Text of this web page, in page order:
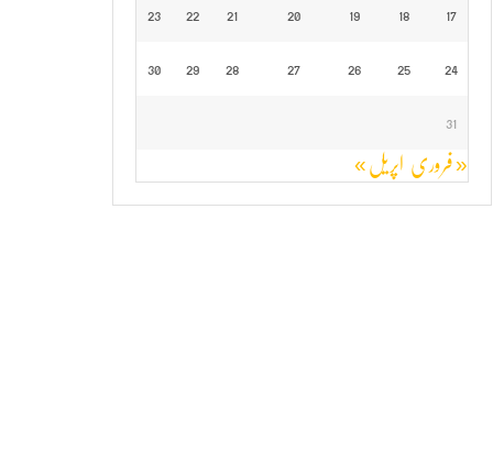
17
18
19
20
21
22
23
24
25
26
27
28
29
30
31
« فروری اپریل »